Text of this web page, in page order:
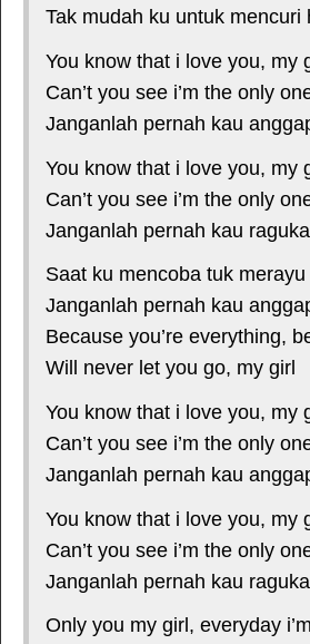
Tak mudah ku untuk mencuri
You know that i love you, my
Can’t you see i’m the only
Janganlah pernah kau
You know that i love you, my
Can’t you see i’m the only
Janganlah pernah kau
Saat ku mencoba tuk merayu
Janganlah pernah kau
Because you’re everything,
Will never let you go, my girl
You know that i love you, my
Can’t you see i’m the only
Janganlah pernah kau
You know that i love you, my
Can’t you see i’m the only
Janganlah pernah kau
Only you my girl, everyday